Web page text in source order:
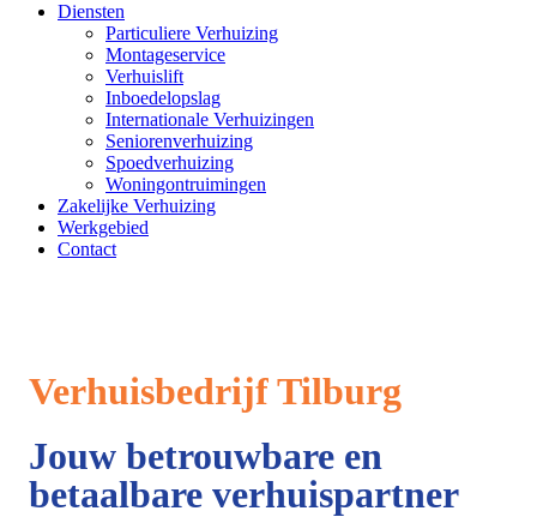
Diensten
Particuliere Verhuizing
Montageservice
Verhuislift
Inboedelopslag
Internationale Verhuizingen
Seniorenverhuizing
Spoedverhuizing
Woningontruimingen
Zakelijke Verhuizing
Werkgebied
Contact
Verhuisbedrijf Tilburg
Jouw betrouwbare en
betaalbare verhuispartner